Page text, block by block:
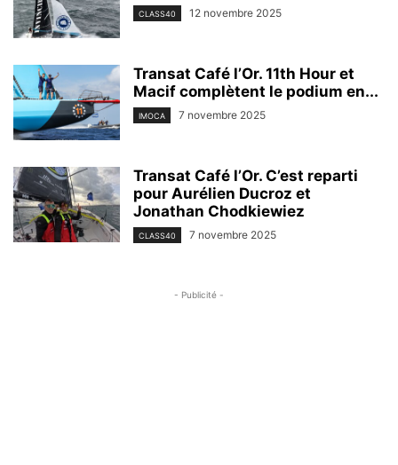
CLASS40 12 novembre 2025
Transat Café l’Or. 11th Hour et
Macif complètent le podium en...
IMOCA 7 novembre 2025
Transat Café l’Or. C’est reparti
pour Aurélien Ducroz et
Jonathan Chodkiewiez
CLASS40 7 novembre 2025
- Publicité -